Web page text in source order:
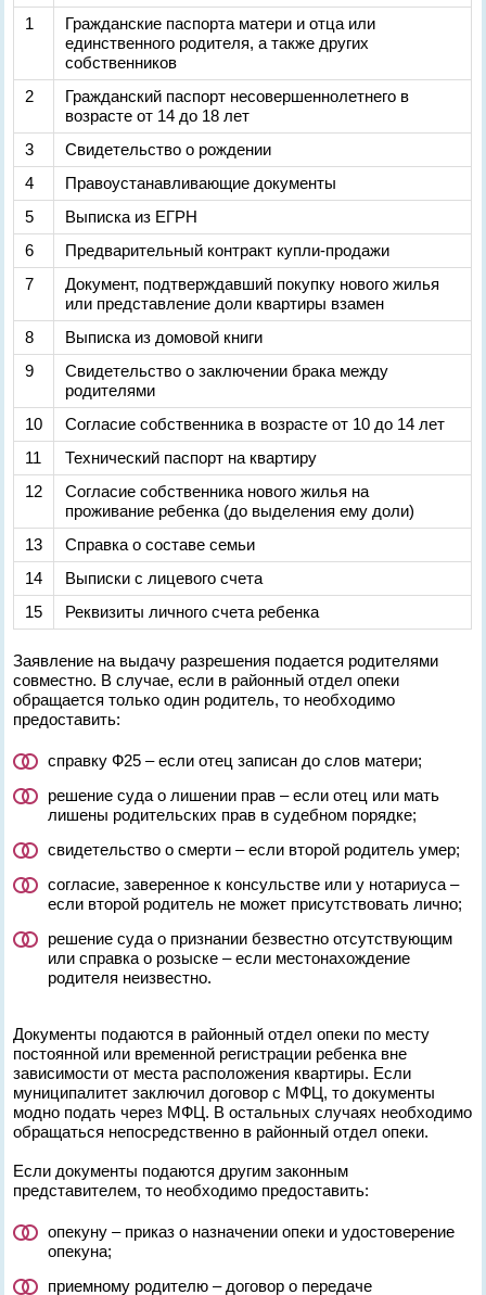
1
Гражданские паспорта матери и отца или
единственного родителя, а также других
собственников
2
Гражданский паспорт несовершеннолетнего в
возрасте от 14 до 18 лет
3
Свидетельство о рождении
4
Правоустанавливающие документы
5
Выписка из ЕГРН
6
Предварительный контракт купли-продажи
7
Документ, подтверждавший покупку нового жилья
или представление доли квартиры взамен
8
Выписка из домовой книги
9
Свидетельство о заключении брака между
родителями
10
Согласие собственника в возрасте от 10 до 14 лет
11
Технический паспорт на квартиру
12
Согласие собственника нового жилья на
проживание ребенка (до выделения ему доли)
13
Справка о составе семьи
14
Выписки с лицевого счета
15
Реквизиты личного счета ребенка
Заявление на выдачу разрешения подается родителями
совместно. В случае, если в районный отдел опеки
обращается только один родитель, то необходимо
предоставить:
справку Ф25 – если отец записан до слов матери;
решение суда о лишении прав – если отец или мать
лишены родительских прав в судебном порядке;
свидетельство о смерти – если второй родитель умер;
согласие, заверенное к консульстве или у нотариуса –
если второй родитель не может присутствовать лично;
решение суда о признании безвестно отсутствующим
или справка о розыске – если местонахождение
родителя неизвестно.
Документы подаются в районный отдел опеки по месту
постоянной или временной регистрации ребенка вне
зависимости от места расположения квартиры. Если
муниципалитет заключил договор с МФЦ, то документы
модно подать через МФЦ. В остальных случаях необходимо
обращаться непосредственно в районный отдел опеки.
Если документы подаются другим законным
представителем, то необходимо предоставить:
опекуну – приказ о назначении опеки и удостоверение
опекуна;
приемному родителю – договор о передаче